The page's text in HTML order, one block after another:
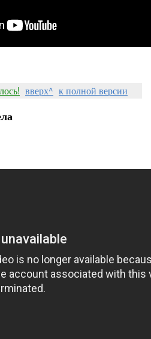
вверх^ к полной версии